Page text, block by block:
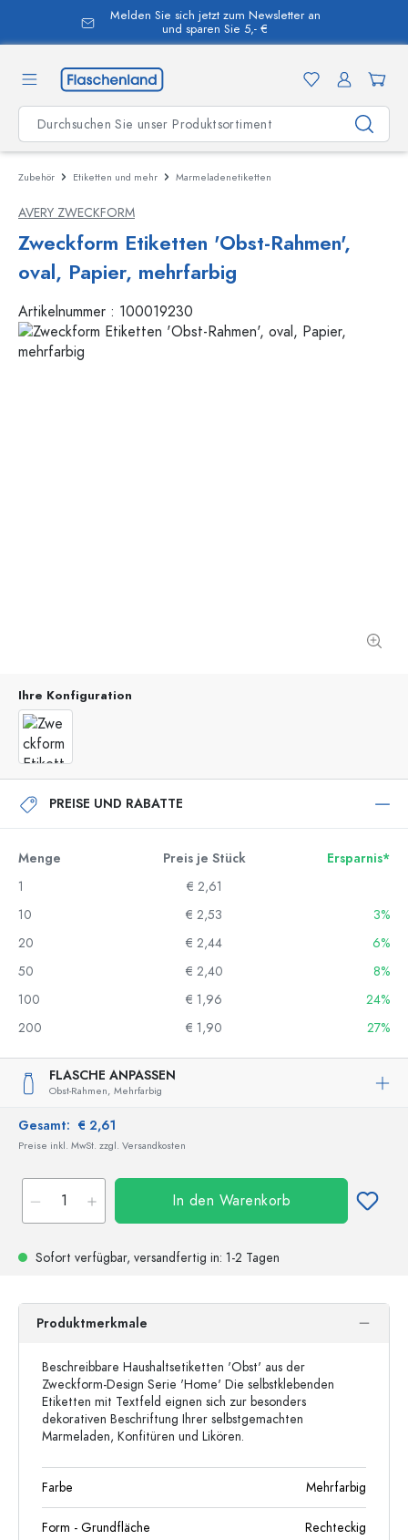
springen
Melden Sie sich jetzt zum Newsletter an
und sparen Sie 5,- €
Zubehör Etiketten und mehr Marmeladenetiketten
AVERY ZWECKFORM
Zweckform Etiketten 'Obst-Rahmen',
oval, Papier, mehrfarbig
Artikelnummer : 100019230
Ihre Konfiguration
PREISE UND RABATTE
Menge Preis je Stück
Ersparnis*
1
€ 2,61
10
€ 2,53
3%
20
€ 2,44
6%
50
€ 2,40
8%
100
€ 1,96
24%
200
€ 1,90 27%
FLASCHE ANPASSEN
Obst-Rahmen, Mehrfarbig
Gesamt: € 2,61
Preise inkl. MwSt. zzgl. Versandkosten
In den Warenkorb
Sofort verfügbar, versandfertig in: 1-2 Tagen
Produktmerkmale
Beschreibbare Haushaltsetiketten 'Obst' aus der
Zweckform-Design Serie 'Home' Die selbstklebenden
Etiketten mit Textfeld eignen sich zur besonders
dekorativen Beschriftung Ihrer selbstgemachten
Marmeladen, Konfitüren und Likören.
Farbe Mehrfarbig
Form - Grundfläche Rechteckig